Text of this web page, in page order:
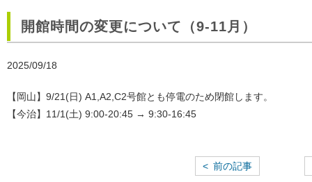
開館時間の変更について（9-11月）
2025/09/18
【岡山】9/21(日) A1,A2,C2号館とも停電のため閉館します。
【今治】11/1(土) 9:00-20:45 → 9:30-16:45
< 前の記事